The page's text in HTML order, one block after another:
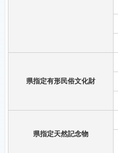
県指定有形民俗文化財
県指定天然記念物